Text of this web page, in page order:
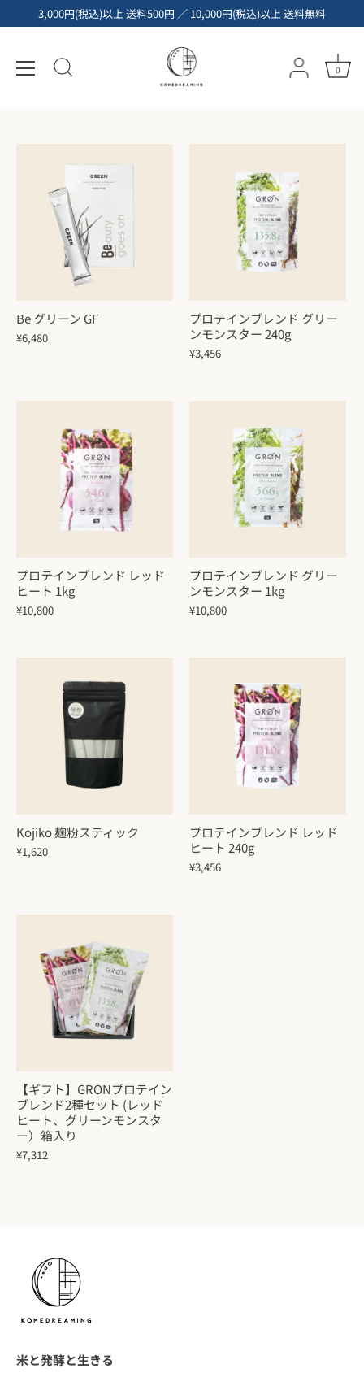
ン
3,000円(税込)以上 送料500円 ／ 10,000円(税込)以上 送料無料
0
インナーケア
Be グリーン GF
¥6,480
プロテインブレンド グリー
ンモンスター 240g
¥3,456
プロテインブレンド レッド
ヒート 1kg
¥10,800
プロテインブレンド グリー
ンモンスター 1kg
¥10,800
Kojiko 麹粉スティック
¥1,620
プロテインブレンド レッド
ヒート 240g
¥3,456
【ギフト】GRONプロテイン
ブレンド2種セット (レッド
ヒート、グリーンモンスタ
ー）箱入り
¥7,312
米と発酵と生きる